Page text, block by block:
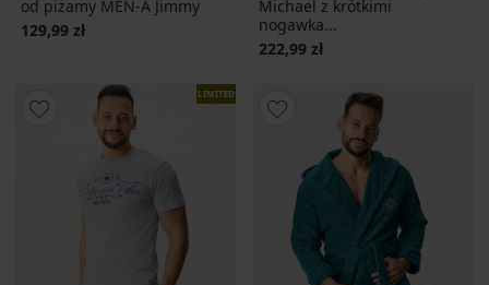
od piżamy MEN-A Jimmy
129,99 zł
Michael z krótkimi
nogawka...
222,99 zł
LIMITED